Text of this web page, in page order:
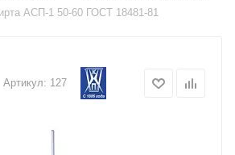
АСП-1 50-60 ГОСТ 18481-81
Артикул: 127